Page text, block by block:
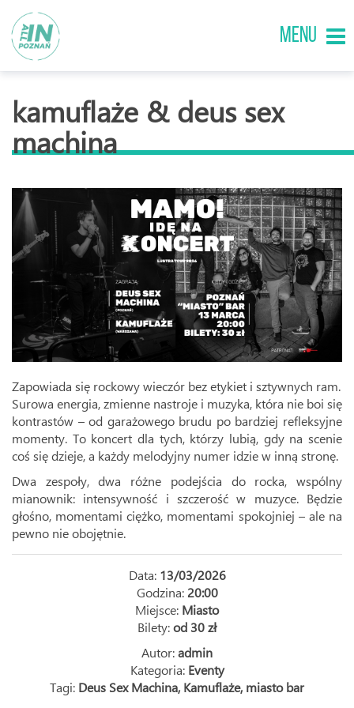
MENU
kamuflaże & deus sex
machina
Zapowiada się rockowy wieczór bez etykiet i sztywnych ram.
Surowa energia, zmienne nastroje i muzyka, która nie boi się
kontrastów – od garażowego brudu po bardziej refleksyjne
momenty. To koncert dla tych, którzy lubią, gdy na scenie
coś się dzieje, a każdy melodyjny numer idzie w inną stronę.
Dwa zespoły, dwa różne podejścia do rocka, wspólny
mianownik: intensywność i szczerość w muzyce. Będzie
głośno, momentami ciężko, momentami spokojniej – ale na
pewno nie obojętnie.
Data: 13/03/2026
Godzina: 20:00
Miejsce: Miasto
Bilety:od 30 zł
Autor:admin
Kategoria: Eventy
Tagi: Deus Sex Machina, Kamuflaże, miasto bar